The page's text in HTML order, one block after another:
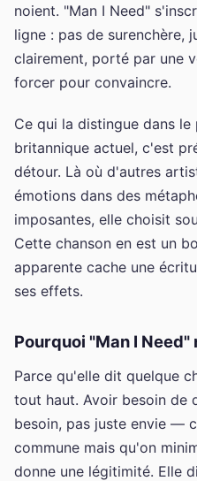
noient. "Man I Need"
ligne : pas de surenchère,
clairement, porté par une
forcer pour convaincre.
Ce qui la distingue dans
britannique actuel, c'est
détour. Là où d'autres
émotions dans des
imposantes, elle choisit
Cette chanson en est un
apparente cache une
ses effets.
Pourquoi "Man I
Parce qu'elle dit quelque
tout haut. Avoir besoin de
besoin, pas juste envie —
commune mais qu'on
donne une légitimité. Elle